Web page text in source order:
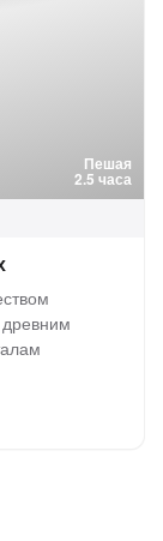
Пешая
2.5 часа